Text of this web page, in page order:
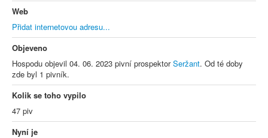
Web
Přidat internetovou adresu...
Objeveno
Hospodu objevil 04. 06. 2023 pivní prospektorSeržant. Od té doby
zde byl 1 pivník.
Kolik se toho vypilo
47 piv
Nyní je